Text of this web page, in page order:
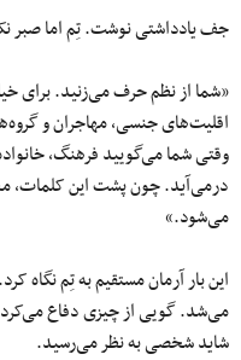
جف یادداشتی نوشت. تِم اما صبر
«شما از نظم حرف می‌زنید. برای
اقلیت‌های جنسی، مهاجران و
وقتی شما می‌گویید فرهنگ،
درمی‌آید. چون پشت این کلمات،
می‌شود.»
این بار آرمان مستقیم به تِم نگاه
می‌شد. گویی از چیزی دفاع
شاید شخصی به نظر می‌رسید.